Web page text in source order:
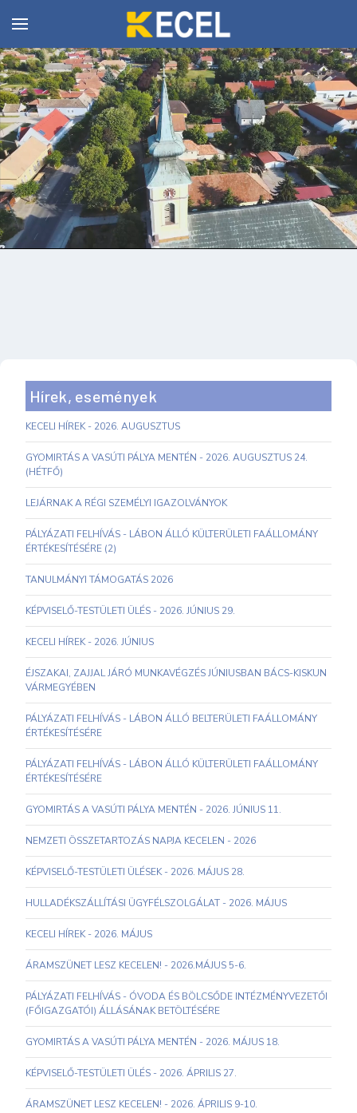
Hírek, események
KECELI HÍREK - 2026. AUGUSZTUS
GYOMIRTÁS A VASÚTI PÁLYA MENTÉN - 2026. AUGUSZTUS 24.
(HÉTFŐ)
LEJÁRNAK A RÉGI SZEMÉLYI IGAZOLVÁNYOK
PÁLYÁZATI FELHÍVÁS - LÁBON ÁLLÓ KÜLTERÜLETI FAÁLLOMÁNY
ÉRTÉKESÍTÉSÉRE (2)
TANULMÁNYI TÁMOGATÁS 2026
KÉPVISELŐ-TESTÜLETI ÜLÉS - 2026. JÚNIUS 29.
KECELI HÍREK - 2026. JÚNIUS
ÉJSZAKAI, ZAJJAL JÁRÓ MUNKAVÉGZÉS JÚNIUSBAN BÁCS-KISKUN
VÁRMEGYÉBEN
PÁLYÁZATI FELHÍVÁS - LÁBON ÁLLÓ BELTERÜLETI FAÁLLOMÁNY
ÉRTÉKESÍTÉSÉRE
PÁLYÁZATI FELHÍVÁS - LÁBON ÁLLÓ KÜLTERÜLETI FAÁLLOMÁNY
ÉRTÉKESÍTÉSÉRE
GYOMIRTÁS A VASÚTI PÁLYA MENTÉN - 2026. JÚNIUS 11.
NEMZETI ÖSSZETARTOZÁS NAPJA KECELEN - 2026
KÉPVISELŐ-TESTÜLETI ÜLÉSEK - 2026. MÁJUS 28.
HULLADÉKSZÁLLÍTÁSI ÜGYFÉLSZOLGÁLAT - 2026. MÁJUS
KECELI HÍREK - 2026. MÁJUS
ÁRAMSZÜNET LESZ KECELEN! - 2026.MÁJUS 5-6.
PÁLYÁZATI FELHÍVÁS - ÓVODA ÉS BÖLCSŐDE INTÉZMÉNYVEZETŐI
(FŐIGAZGATÓI) ÁLLÁSÁNAK BETÖLTÉSÉRE
GYOMIRTÁS A VASÚTI PÁLYA MENTÉN - 2026. MÁJUS 18.
KÉPVISELŐ-TESTÜLETI ÜLÉS - 2026. ÁPRILIS 27.
ÁRAMSZÜNET LESZ KECELEN! - 2026. ÁPRILIS 9-10.